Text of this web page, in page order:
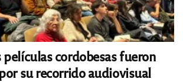
cordobesas fueron
su recorrido audiovisual